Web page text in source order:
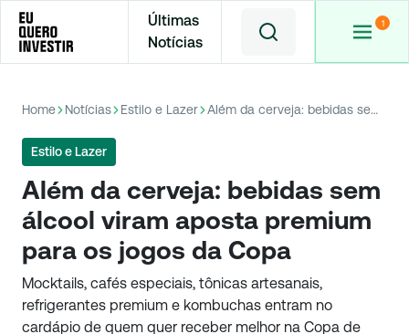
Últimas
Notícias
Home Notícias Estilo e Lazer Além da cerveja: bebidas sem álcool viram aposta premium para os jogos da Copa
Estilo e Lazer
Além da cerveja: bebidas sem
álcool viram aposta premium
para os jogos da Copa
Mocktails, cafés especiais, tônicas artesanais,
refrigerantes premium e kombuchas entram no
cardápio de quem quer receber melhor na Copa de